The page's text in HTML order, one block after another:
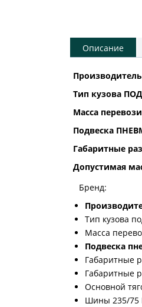
Описание
Производитель
Тип кузова
Масса
Подвеска
Габаритные
Допустимая
Бренд:
Тип кузова
Масса
Подвеска
Габаритные
Габаритные
Основной
Шины 235/75